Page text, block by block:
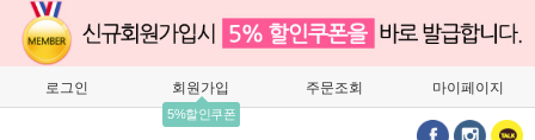
로그인 회원가입
5%할인쿠폰
주문조회 마이페이지